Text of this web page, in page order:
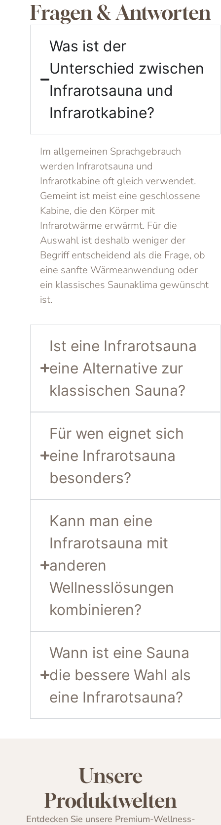
Fragen & Antworten
Was ist der
Unterschied zwischen
Infrarotsauna und
Infrarotkabine?
Im allgemeinen Sprachgebrauch
werden Infrarotsauna und
Infrarotkabine oft gleich verwendet.
Gemeint ist meist eine geschlossene
Kabine, die den Körper mit
Infrarotwärme erwärmt. Für die
Auswahl ist deshalb weniger der
Begriff entscheidend als die Frage, ob
eine sanfte Wärmeanwendung oder
ein klassisches Saunaklima gewünscht
ist.
Ist eine Infrarotsauna
eine Alternative zur
klassischen Sauna?
Für wen eignet sich
eine Infrarotsauna
besonders?
Kann man eine
Infrarotsauna mit
anderen
Wellnesslösungen
kombinieren?
Wann ist eine Sauna
die bessere Wahl als
eine Infrarotsauna?
Unsere
Produktwelten
Entdecken Sie unsere Premium-Wellness-